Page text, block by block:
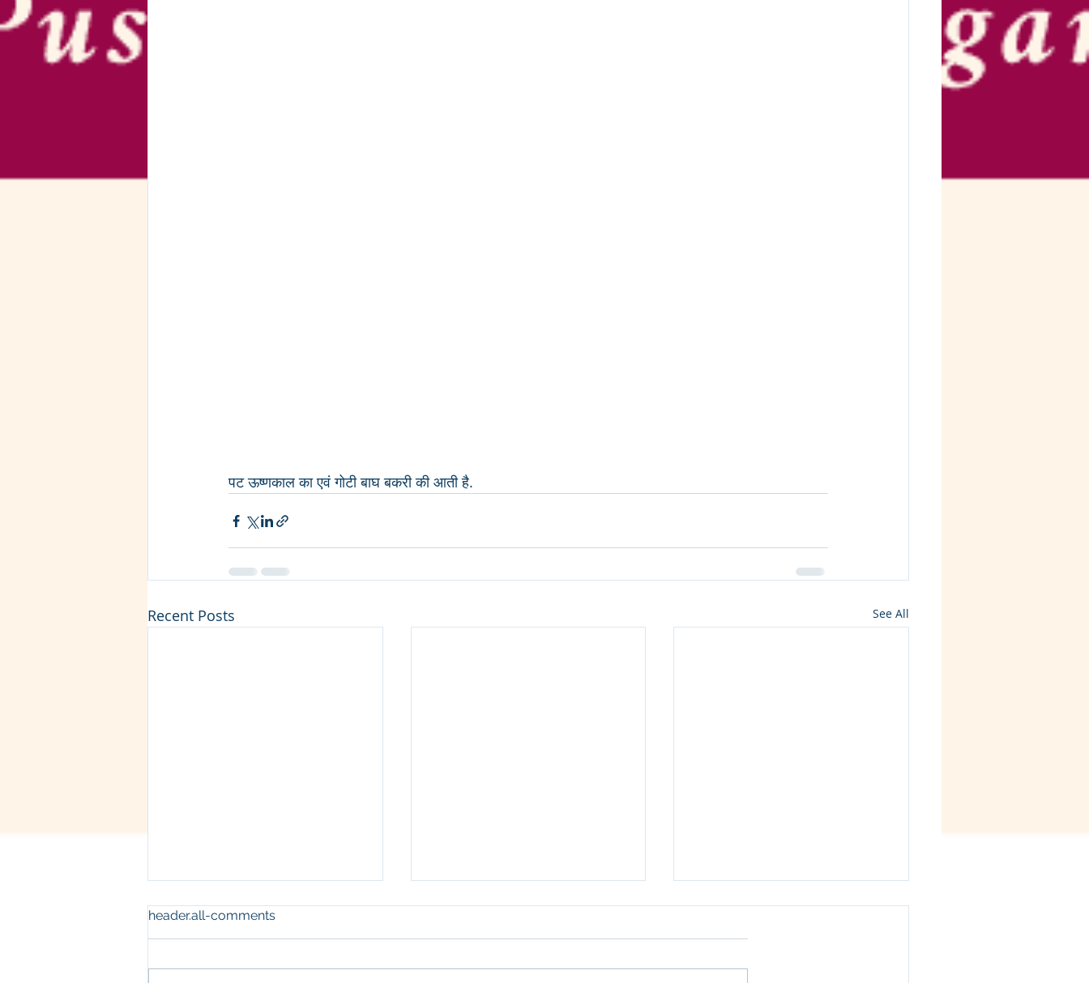
पट ऊष्णकाल का एवं गोटी बाघ बकरी की आती है.
Recent Posts See All
header.all-comments